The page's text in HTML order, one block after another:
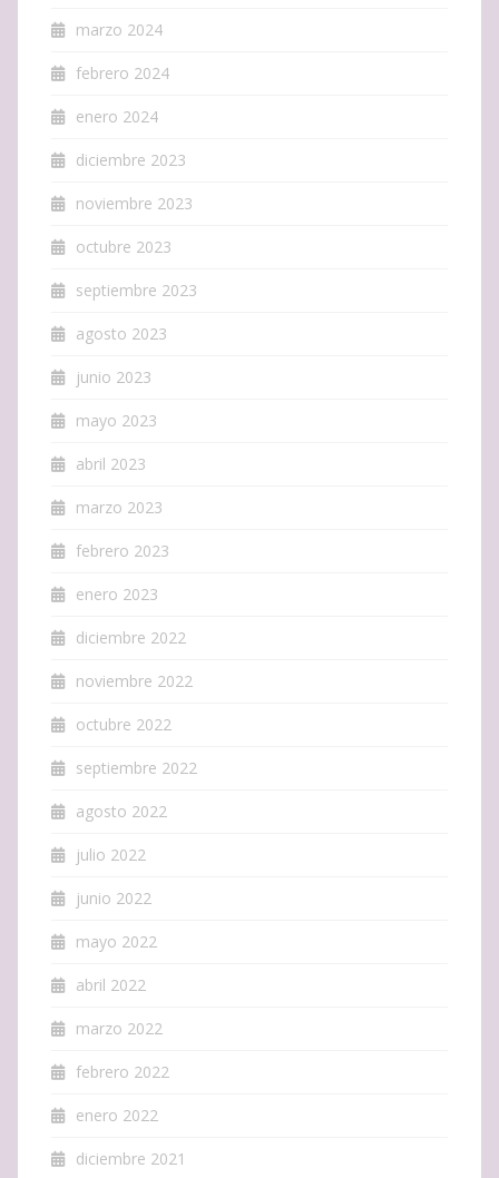
marzo 2024
febrero 2024
enero 2024
diciembre 2023
noviembre 2023
octubre 2023
septiembre 2023
agosto 2023
junio 2023
mayo 2023
abril 2023
marzo 2023
febrero 2023
enero 2023
diciembre 2022
noviembre 2022
octubre 2022
septiembre 2022
agosto 2022
julio 2022
junio 2022
mayo 2022
abril 2022
marzo 2022
febrero 2022
enero 2022
diciembre 2021